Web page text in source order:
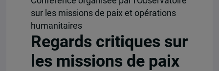
sur les missions de paix et opérations
humanitaires
Regards critiques sur
les missions de paix